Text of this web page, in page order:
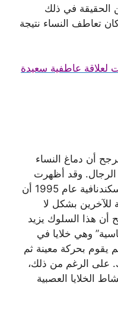
الحقيقة في ذلك
تعاطف النساء نتيجة
أن دماغ النساء
وقد أظهرت
دراسة في مجلة علم النفس الاسكندنافية عام 1995 أن
للآخرين بشكل لا
أن هذا السلوك يزيد
وهي خلايا في
يقوم بحركة معينة ثم
على الرغم من ذلك،
الخلايا العصبية